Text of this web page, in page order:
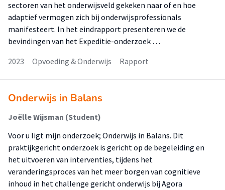
sectoren van het onderwijsveld gekeken naar of en hoe
adaptief vermogen zich bij onderwijsprofessionals
manifesteert. In het eindrapport presenteren we de
bevindingen van het Expeditie-onderzoek …
2023
Opvoeding & Onderwijs Rapport
Onderwijs in Balans
Joëlle Wijsman (Student)
Voor u ligt mijn onderzoek; Onderwijs in Balans. Dit
praktijkgericht onderzoek is gericht op de begeleiding en
het uitvoeren van interventies, tijdens het
veranderingsproces van het meer borgen van cognitieve
inhoud in het challenge gericht onderwijs bij Agora